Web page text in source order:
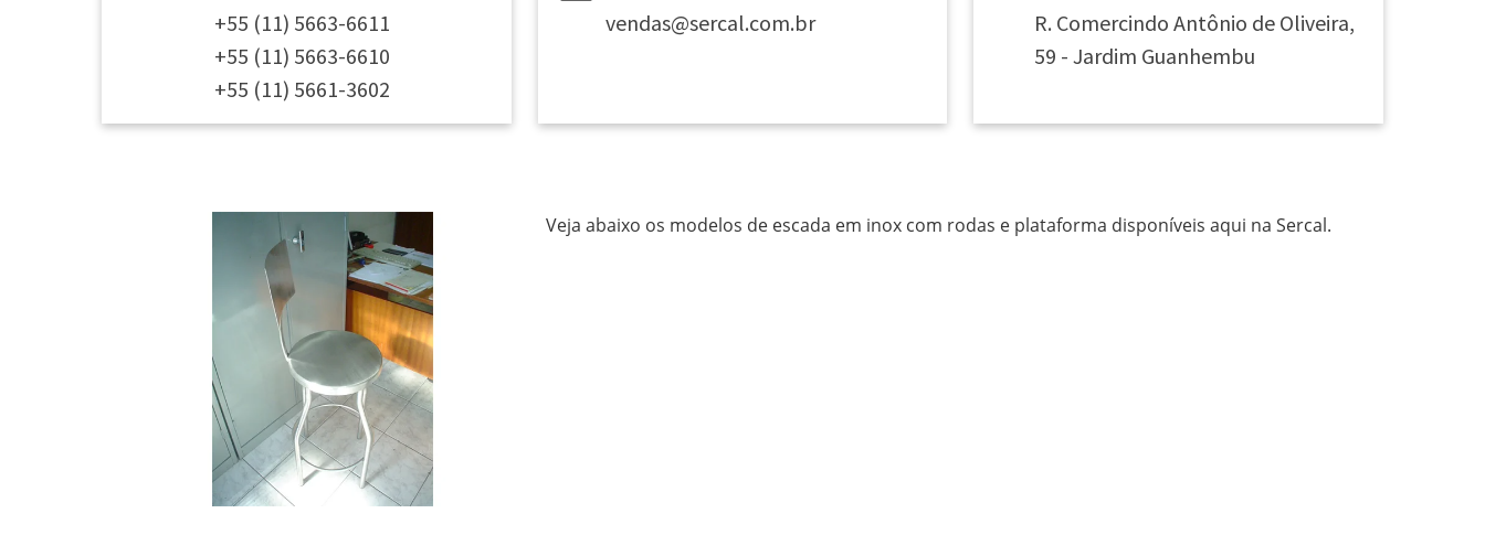
+55 (11) 5663-6611
+55 (11) 5663-6610
+55 (11) 5661-3602
vendas@sercal.com.br R. Comercindo Antônio de Oliveira,
59 - Jardim Guanhembu
Veja abaixo os modelos de escada em inox com rodas e plataforma disponíveis aqui na Sercal.